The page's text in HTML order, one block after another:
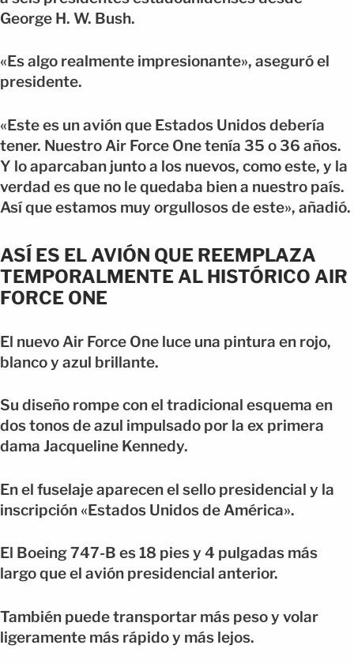
George H. W. Bush.
«Es algo realmente impresionante», aseguró el
presidente.
«Este es un avión que Estados Unidos debería
tener. Nuestro Air Force One tenía 35 o 36 años.
Y lo aparcaban junto a los nuevos, como este, y la
verdad es que no le quedaba bien a nuestro país.
Así que estamos muy orgullosos de este», añadió.
ASÍ ES EL AVIÓN QUE REEMPLAZA
TEMPORALMENTE AL HISTÓRICO AIR
FORCE ONE
El nuevo Air Force One luce una pintura en rojo,
blanco y azul brillante.
Su diseño rompe con el tradicional esquema en
dos tonos de azul impulsado por la ex primera
dama Jacqueline Kennedy.
En el fuselaje aparecen el sello presidencial y la
inscripción «Estados Unidos de América».
El Boeing 747-B es 18 pies y 4 pulgadas más
largo que el avión presidencial anterior.
También puede transportar más peso y volar
ligeramente más rápido y más lejos.